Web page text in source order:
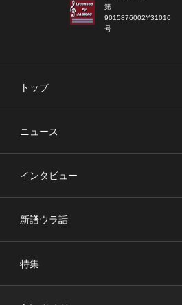
第
9015876002Y31016
号
トップ
ニュース
インタビュー
新譜ウラ話
特集